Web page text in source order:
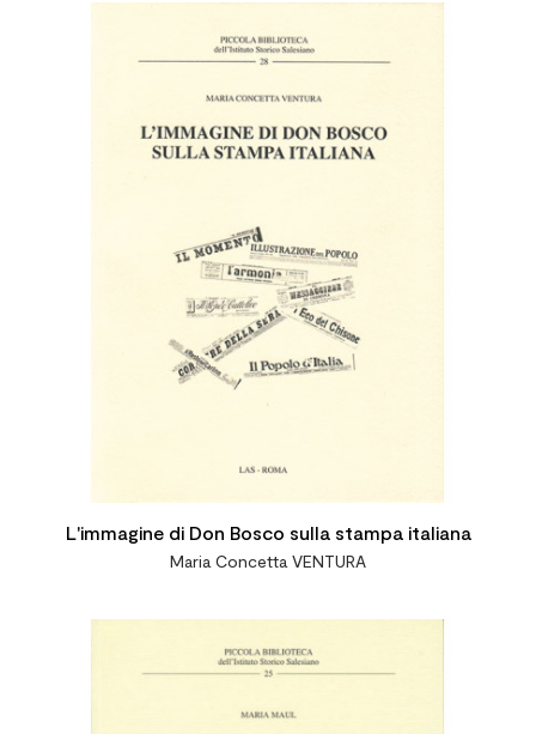
L'immagine di Don Bosco sulla stampa italiana
Maria Concetta VENTURA